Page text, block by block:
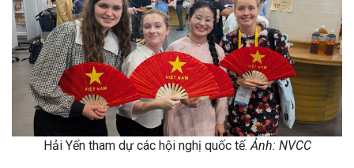
Hải Yến tham dự các hội nghị quốc tế.Ảnh: NVCC